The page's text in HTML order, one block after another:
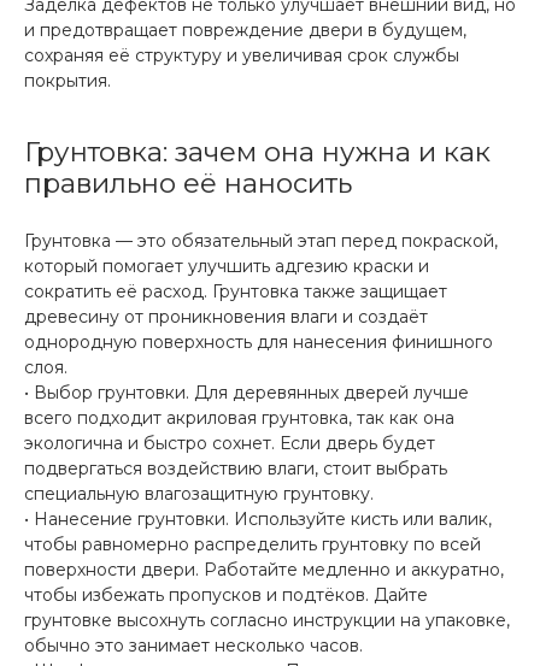
Заделка дефектов не только улучшает внешний вид, но
и предотвращает повреждение двери в будущем,
сохраняя её структуру и увеличивая срок службы
покрытия.
Грунтовка: зачем она нужна и как
правильно её наносить
Грунтовка — это обязательный этап перед покраской,
который помогает улучшить адгезию краски и
сократить её расход. Грунтовка также защищает
древесину от проникновения влаги и создаёт
однородную поверхность для нанесения финишного
слоя.
• Выбор грунтовки. Для деревянных дверей лучше
всего подходит акриловая грунтовка, так как она
экологична и быстро сохнет. Если дверь будет
подвергаться воздействию влаги, стоит выбрать
специальную влагозащитную грунтовку.
• Нанесение грунтовки. Используйте кисть или валик,
чтобы равномерно распределить грунтовку по всей
поверхности двери. Работайте медленно и аккуратно,
чтобы избежать пропусков и подтёков. Дайте
грунтовке высохнуть согласно инструкции на упаковке,
обычно это занимает несколько часов.